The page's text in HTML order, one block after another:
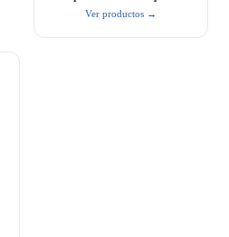
Ver productos →